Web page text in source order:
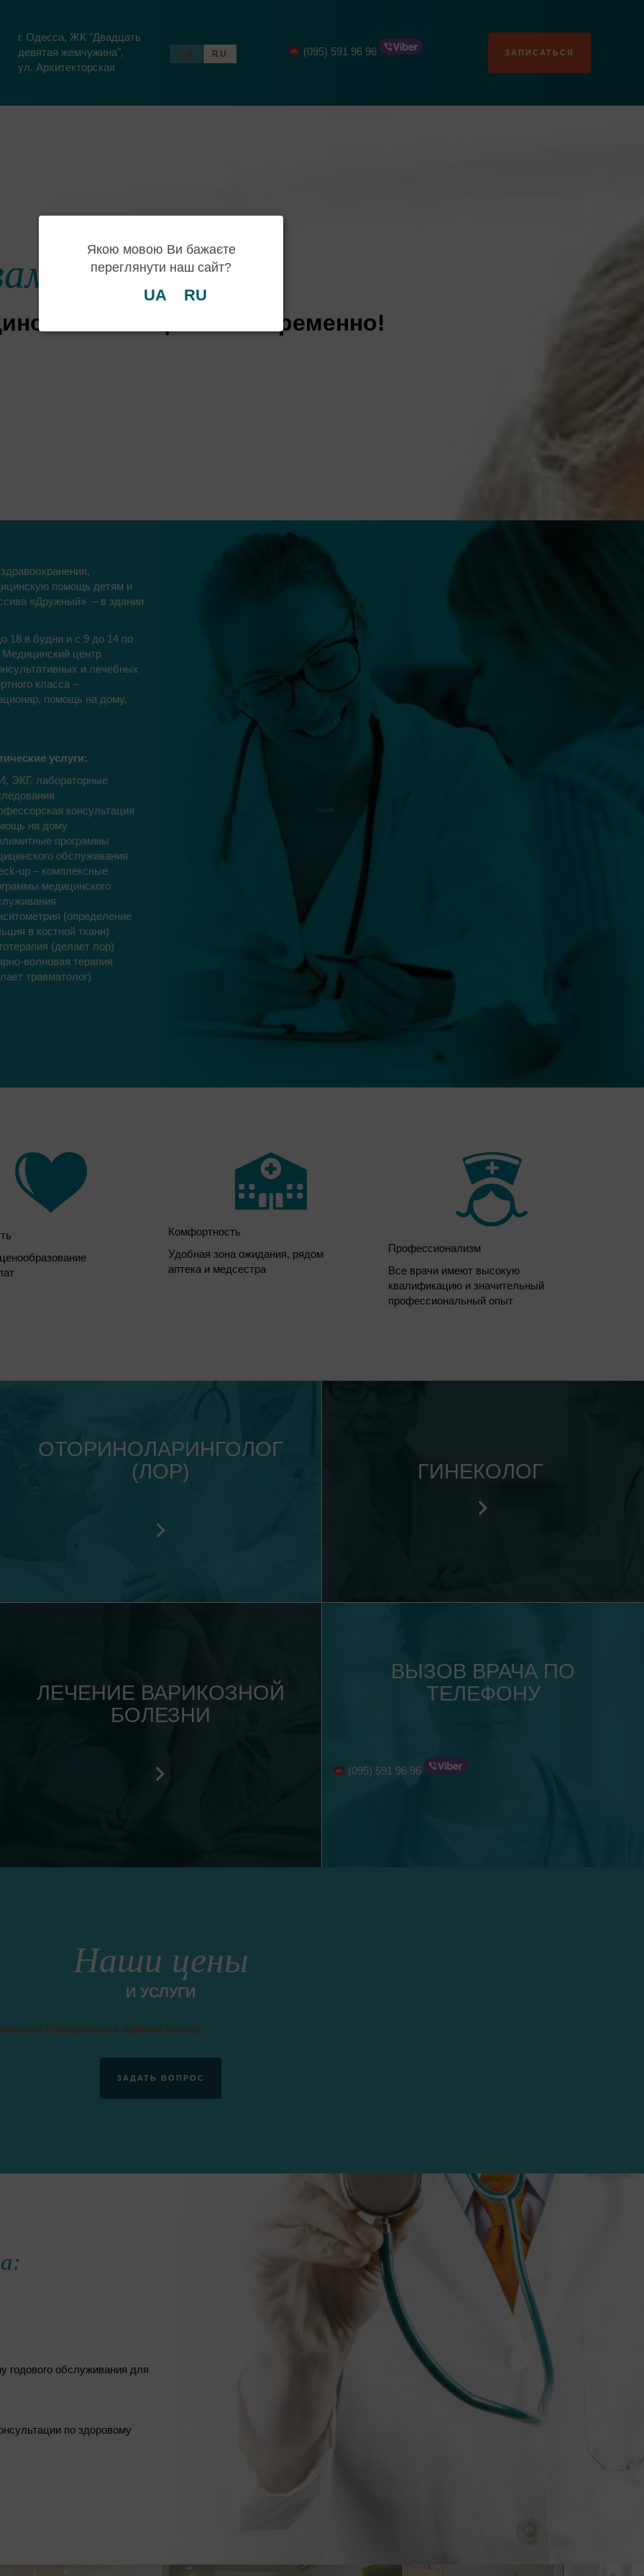
г. Одесса, ЖК "Двадцать
девятая жемчужина",
ул. Архитекторская
UA RU (095) 591 96 96 ЗАПИСАТЬСЯ
клиника
помощью своевременно!
помощь детям и
«Дружный» – в здании
18 в будни и с 9 до 14 по
центр
и лечебных
класса –
помощь на дому,
услуги:
ЭКГ, лабораторные
консультация
на дому
программы
обслуживания
up – комплексные
медицинского
(определение
в костной ткани)
(делает лор)
волновая терапия
травматолог)
Комфортность
Удобная зона ожидания, рядом
аптека и медсестра
Профессионализм
Все врачи имеют высокую
квалификацию и значительный
профессиональный опыт
ОТОРИНОЛАРИНГОЛОГ
(ЛОР)
ГИНЕКОЛОГ
ЛЕЧЕНИЕ ВАРИКОЗНОЙ
БОЛЕЗНИ
ВЫЗОВ ВРАЧА ПО
ТЕЛЕФОНУ
(095) 591 96 96
Наши цены
И УСЛУГИ
обращайтесь к администратору
ЗАДАТЬ ВОПРОС
обслуживания для
по здоровому
Якою мовою Ви бажаєте
переглянути наш сайт?
UA RU